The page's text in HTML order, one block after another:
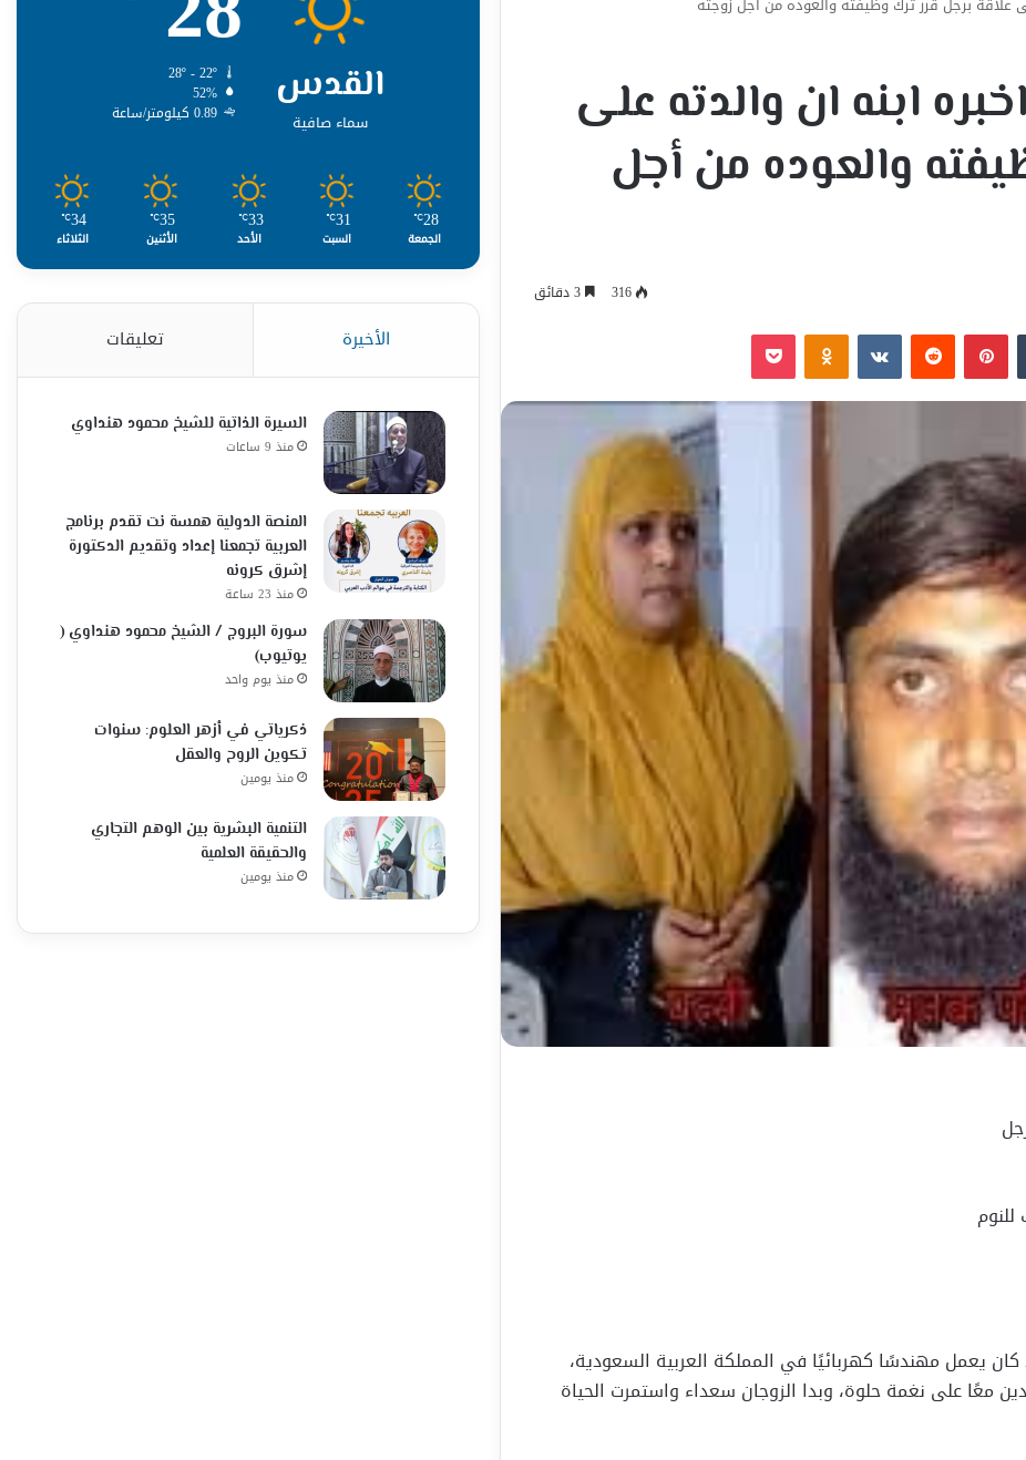
ابنه ان والدته على
والعوده من أجل
316
بينتيريست Odnoklassniki
‫Pocket
في الهند كان يعمل مهندسًا كهربائيًا في المملكة العربية السعودية،
معًا على نغمة حلوة، وبدا الزوجان سعداء واستمرت الحياة
القدس
سماء صافية
28º - 22º
52%
0.89 كيلومتر/ساعة
28
℃
الجمعة
31
℃
السبت
33
℃
الأحد
35
℃
الأثنين
34
℃
الثلاثاء
الأخيرة تعليقات
السيرة الذاتية للشيخ محمود هنداوي
منذ 9 ساعات
المنصة الدولية همسة نت تقدم برنامج
العربية تجمعنا إعداد وتقديم الدكتورة
إشرق كرونه
منذ 23 ساعة
سورة البروج / الشيخ محمود هنداوي (
يوتيوب)
منذ يوم واحد
ذكرياتي في أزهر العلوم: سنوات
تكوين الروح والعقل
منذ يومين
التنمية البشرية بين الوهم التجاري
والحقيقة العلمية
منذ يومين